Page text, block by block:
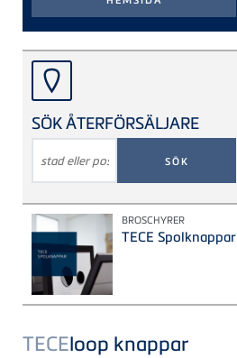
SÖK ÅTERFÖRSÄLJARE
SÖKORD
BROSCHYRER
TECE Spolknappar
TECEloop knappar